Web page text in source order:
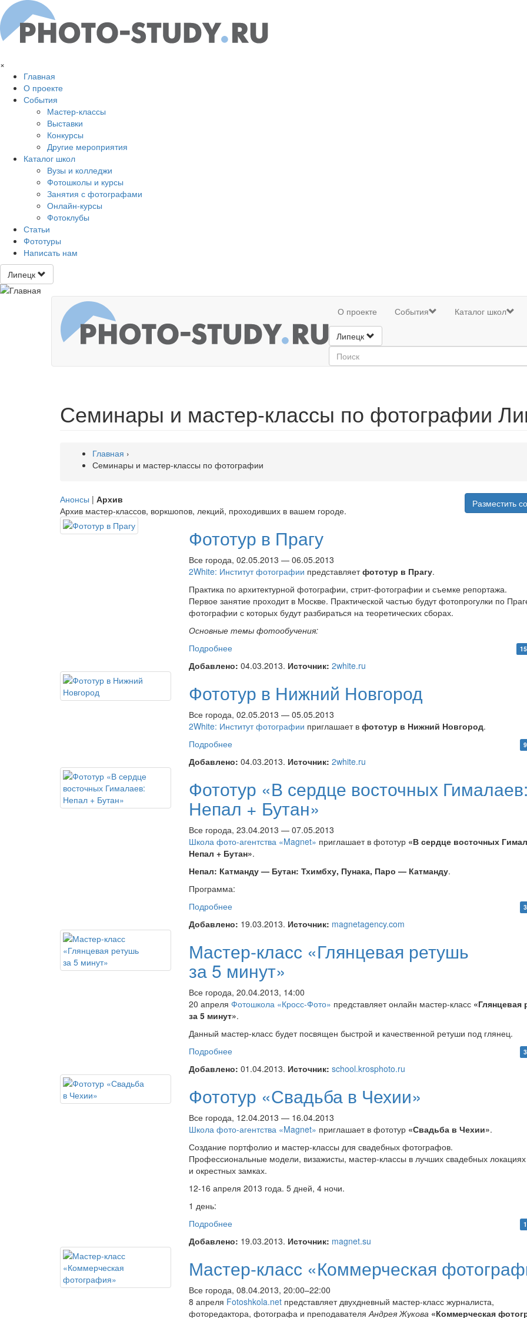
Перейти к основному содержанию
×
Главная
О проекте
События
Мастер-классы
Выставки
Конкурсы
Другие мероприятия
Каталог школ
Вузы и колледжи
Фотошколы и курсы
Занятия с фотографами
Онлайн-курсы
Фотоклубы
Статьи
Фототуры
Написать нам
Липецк
О проекте События Каталог школ
Липецк
Семинары и мастер-классы по фотографии
Главная ›
Семинары и мастер-классы по фотографии
Анонсы | Архив
Архив мастер-классов, воркшопов, лекций, проходивших в вашем городе.
Разместить
Фототур в Прагу
Все города, 02.05.2013 — 06.05.2013
2White: Институт фотографии представляетфототур в Прагу.
Практика по архитектурной фотографии, стрит-фотографии и съемке репортажа.
Первое занятие проходит в Москве. Практической частью будут фотопрогулки по
фотографии с которых будут разбираться на теоретических сборах.
Основные темы фотообучения:
Подробнее
Добавлено:04.03.2013. Источник:2white.ru
Фототур в Нижний Новгород
Все города, 02.05.2013 — 05.05.2013
2White: Институт фотографии приглашает вфототур в Нижний Новгород.
Подробнее
Добавлено:04.03.2013. Источник:2white.ru
Фототур «В сердце восточных Гималаев:
Непал + Бутан»
Все города, 23.04.2013 — 07.05.2013
Школа фото-агентства «Magnet» приглашает в фототур «В сердце восточных
Непал + Бутан».
Непал: Катманду — Бутан: Тхимбху, Пунака, Паро — Катманду.
Программа:
Подробнее
Добавлено: 19.03.2013. Источник: magnetagency.com
Мастер-класс «Глянцевая ретушь
за 5 минут»
Все города, 20.04.2013, 14:00
20 апреляФотошкола «Кросс-Фото» представляет онлайн мастер-класс «Глянцевая
за 5 минут».
Данный мастер-класс будет посвящен быстрой и качественной ретуши под глянец.
Подробнее
Добавлено:01.04.2013. Источник:school.krosphoto.ru
Фототур «Свадьба в Чехии»
Все города, 12.04.2013 — 16.04.2013
Школа фото-агентства «Magnet» приглашает в фототур «Свадьба в Чехии».
Создание портфолио и мастер-классы для свадебных фотографов.
Профессиональные модели, визажисты, мастер-классы в лучших свадебных
и окрестных замках.
12-16 апреля 2013 года. 5 дней, 4 ночи.
1 день:
Подробнее
Добавлено: 19.03.2013. Источник: magnet.su
Мастер-класс «Коммерческая
Все города, 08.04.2013, 20:00–22:00
8 апреля Fotoshkola.net представляет двухдневный мастер-класс журналиста,
фоторедактора, фотографа и преподавателя Андрея Жукова «Коммерческая